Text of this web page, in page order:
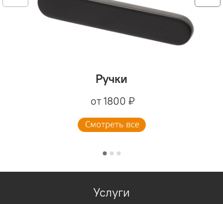
Ручки
от 1800 ₽
Услуги